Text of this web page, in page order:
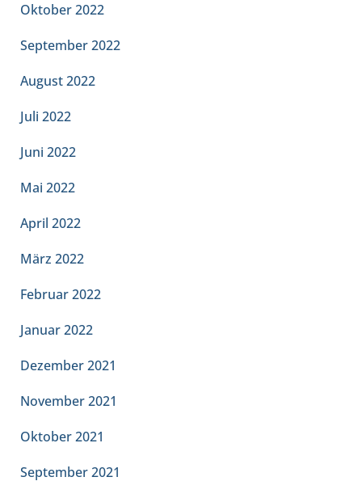
Oktober 2022
September 2022
August 2022
Juli 2022
Juni 2022
Mai 2022
April 2022
März 2022
Februar 2022
Januar 2022
Dezember 2021
November 2021
Oktober 2021
September 2021